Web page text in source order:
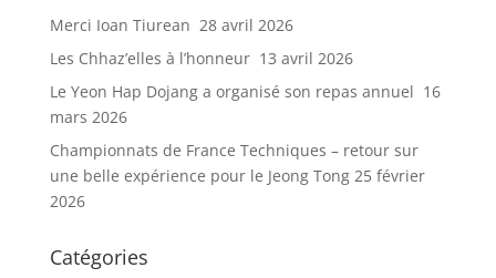
Merci Ioan Tiurean 28 avril 2026
Les Chhaz’elles à l’honneur 13 avril 2026
Le Yeon Hap Dojang a organisé son repas annuel 16
mars 2026
Championnats de France Techniques – retour sur
une belle expérience pour le Jeong Tong 25 février
2026
Catégories